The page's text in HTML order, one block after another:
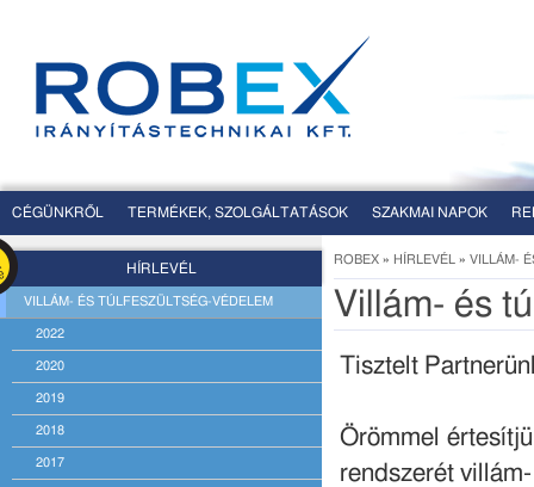
CÉGÜNKRŐL TERMÉKEK, SZOLGÁLTATÁSOK SZAKMAI NAPOK
HÍRLEVÉL
VILLÁM- ÉS TÚLFESZÜLTSÉG-VÉDELEM
2022
2020
2019
2018
2017
ROBEX » HÍRLEVÉL » VILLÁM-
Villám- és
Tisztelt
Örömmel
rendszerét